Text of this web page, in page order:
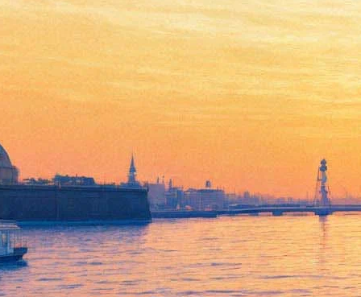
Константин Кинчев